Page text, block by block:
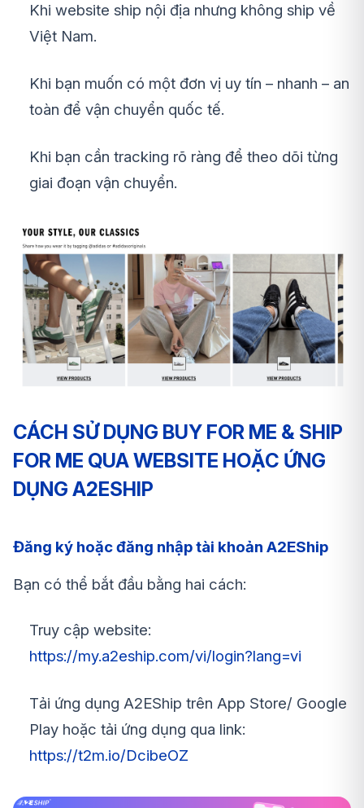
Khi website ship nội địa nhưng không ship về
Việt Nam.
Khi bạn muốn có một đơn vị uy tín – nhanh – an
toàn để vận chuyển quốc tế.
Khi bạn cần tracking rõ ràng để theo dõi từng
giai đoạn vận chuyển.
CÁCH SỬ DỤNG BUY FOR ME & SHIP
FOR ME QUA WEBSITE HOẶC ỨNG
DỤNG A2ESHIP
Đăng ký hoặc đăng nhập tài khoản A2EShip
Bạn có thể bắt đầu bằng hai cách:
Truy cập website:
https://my.a2eship.com/vi/login?lang=vi
Tải ứng dụng A2EShip trên App Store/ Google
Play hoặc tải ứng dụng qua link:
https://t2m.io/DcibeOZ